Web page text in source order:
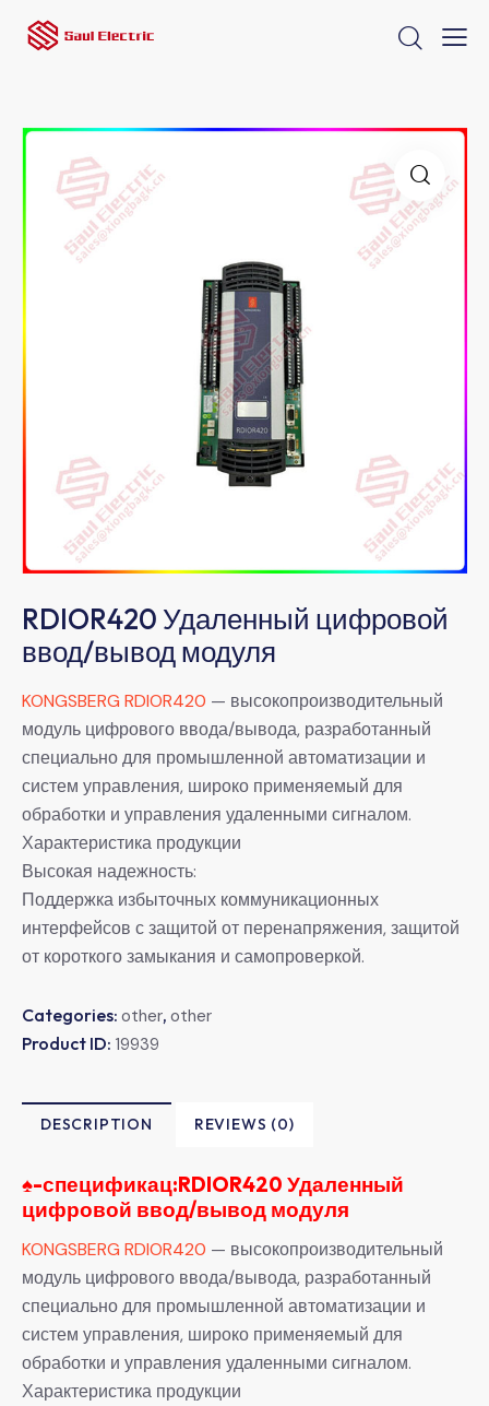
RDIOR420 Удаленный цифровой
ввод/вывод модуля
KONGSBERG RDIOR420 — высокопроизводительный
модуль цифрового ввода/вывода, разработанный
специально для промышленной автоматизации и
систем управления, широко применяемый для
обработки и управления удаленными сигналом.
Характеристика продукции
Высокая надежность:
Поддержка избыточных коммуникационных
интерфейсов с защитой от перенапряжения, защитой
от короткого замыкания и самопроверкой.
Categories: other, other
Product ID: 19939
DESCRIPTION REVIEWS (0)
♠-спецификац:RDIOR420 Удаленный
цифровой ввод/вывод модуля
KONGSBERG RDIOR420 — высокопроизводительный
модуль цифрового ввода/вывода, разработанный
специально для промышленной автоматизации и
систем управления, широко применяемый для
обработки и управления удаленными сигналом.
Характеристика продукции